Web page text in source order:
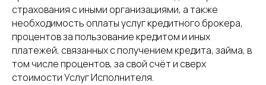
страхования с иными организациями, а также
необходимость оплаты услуг кредитного брокера,
процентов за пользование кредитом и иных
платежей, связанных с получением кредита, займа, в
том числе процентов, за свой счёт и сверх
стоимости Услуг Исполнителя.